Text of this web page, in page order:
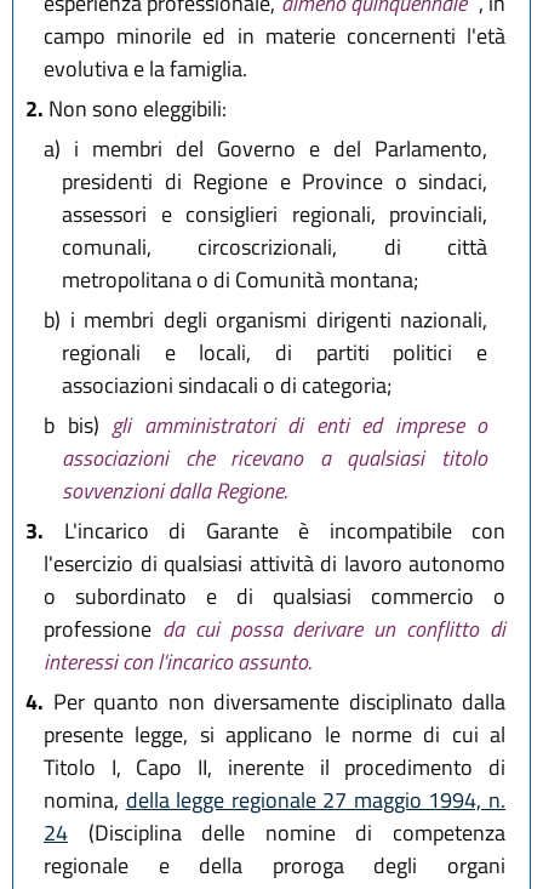
campo minorile ed in materie concernenti l'età
evolutiva e la famiglia.
2. Non sono eleggibili:
a) i membri del Governo e del Parlamento,
presidenti di Regione e Province o sindaci,
assessori e consiglieri regionali, provinciali,
comunali, circoscrizionali, di città
metropolitana o di Comunità montana;
b) i membri degli organismi dirigenti nazionali,
regionali e locali, di partiti politici e
associazioni sindacali o di categoria;
b bis) gli amministratori di enti ed imprese o
associazioni che ricevano a qualsiasi titolo
sovvenzioni dalla Regione.
3. L'incarico di Garante è incompatibile con
l'esercizio di qualsiasi attività di lavoro autonomo
o subordinato e di qualsiasi commercio o
professione da cui possa derivare un conflitto di
interessi con l'incarico assunto.
4. Per quanto non diversamente disciplinato dalla
presente legge, si applicano le norme di cui al
Titolo I, Capo II, inerente il procedimento di
nomina, della legge regionale 27 maggio 1994, n.
24 (Disciplina delle nomine di competenza
regionale e della proroga degli organi